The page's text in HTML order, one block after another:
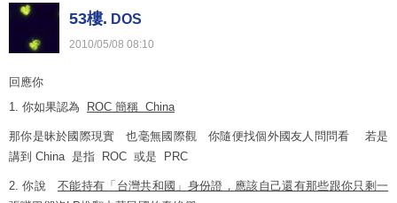
53樓. DOS
2010/05/08 08:10
回應你
1. 你如果認為 ROC 簡稱 China
那你是昧於國際現實 也毫無國際觀 你隨便找個外國友人問問看 若是
講到 China 是指 ROC 或是 PRC
2. 你說 不能持有「台灣共和國」身份證，應該自己還有那些跟你只剩一